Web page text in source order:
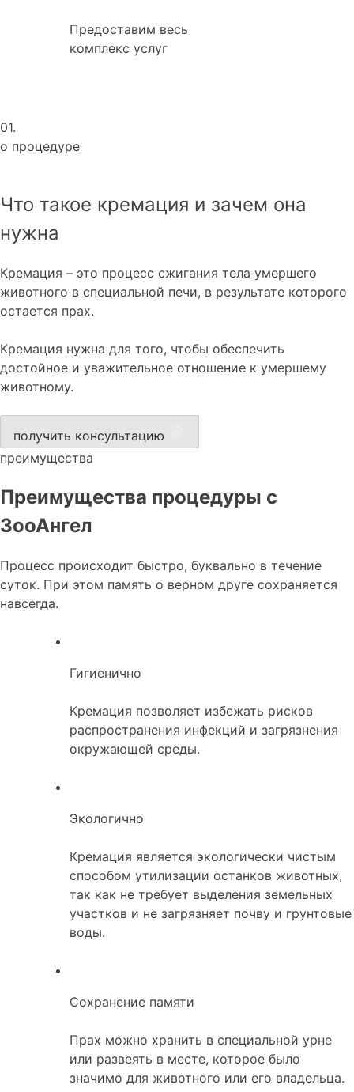
Предоставим весь
комплекс услуг
01.
о процедуре
Что такое кремация и зачем она
нужна
Кремация – это процесс сжигания тела умершего
животного в специальной печи, в результате которого
остается прах.
Кремация нужна для того, чтобы обеспечить
достойное и уважительное отношение к умершему
животному.
получить консультацию
преимущества
Преимущества процедуры с
ЗооАнгел
Процесс происходит быстро, буквально в течение
суток. При этом память о верном друге сохраняется
навсегда.
Гигиенично
Кремация позволяет избежать рисков
распространения инфекций и загрязнения
окружающей среды.
Экологично
Кремация является экологически чистым
способом утилизации останков животных,
так как не требует выделения земельных
участков и не загрязняет почву и грунтовые
воды.
Сохранение памяти
Прах можно хранить в специальной урне
или развеять в месте, которое было
значимо для животного или его владельца.